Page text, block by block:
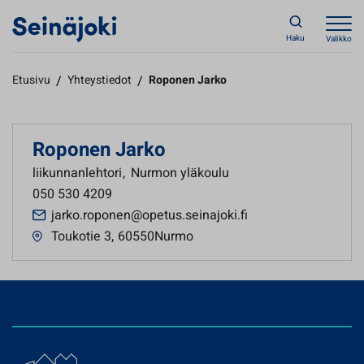
Haku Valikko
Etusivu / Yhteystiedot / Roponen Jarko
Roponen Jarko
liikunnanlehtori, Nurmon yläkoulu
050 530 4209
jarko.roponen@opetus.seinajoki.fi
Toukotie 3, 60550Nurmo